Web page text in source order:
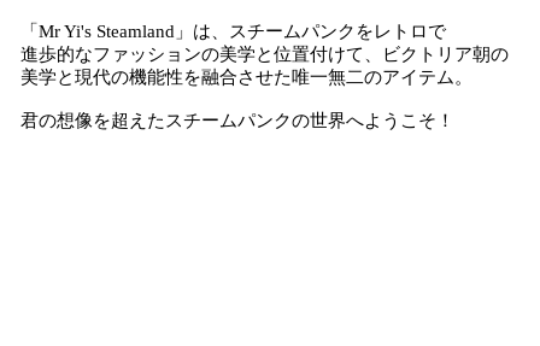
「Mr Yi's Steamland」は、スチームパンクをレトロで
進歩的なファッションの美学と位置付けて、ビクトリア朝の
美学と現代の機能性を融合させた唯一無二のアイテム。
君の想像を超えたスチームパンクの世界へようこそ！